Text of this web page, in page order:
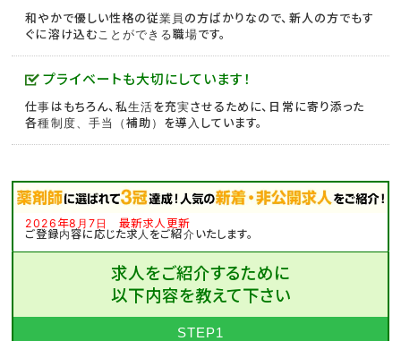
和やかで優しい性格の従業員の方ばかりなので、新人の方でもす
ぐに溶け込むことができる職場です。
プライベートも大切にしています！
仕事はもちろん、私生活を充実させるために、日常に寄り添った
各種制度、手当（補助）を導入しています。
2026年8月7日 最新求人更新
ご登録内容に応じた求人をご紹介いたします。
求人をご紹介するために
以下内容を教えて下さい
STEP1